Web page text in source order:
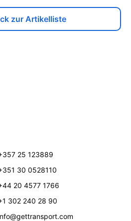
zur Artikelliste
25 123889
30 0528110
20 4577 1766
302 240 28 90